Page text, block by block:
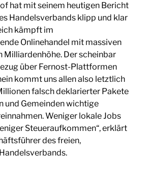
hat mit seinem heutigen Bericht
Handelsverbands klipp und klar
kämpft im
Onlinehandel mit massiven
Milliardenhöhe. Der scheinbar
über Fernost-Plattformen
kommt uns allen also letztlich
falsch deklarierter Pakete
und Gemeinden wichtige
Weniger lokale Jobs
Steueraufkommen“, erklärt
des freien,